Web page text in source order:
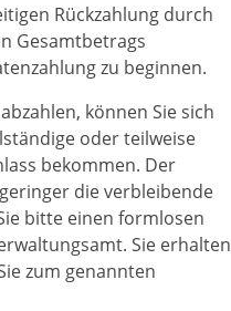
Rückzahlung durch
Gesamtbetrags
zu beginnen.
können Sie sich
oder teilweise
bekommen. Der
die verbleibende
bitte einen formlosen
Sie erhalten
zum genannten